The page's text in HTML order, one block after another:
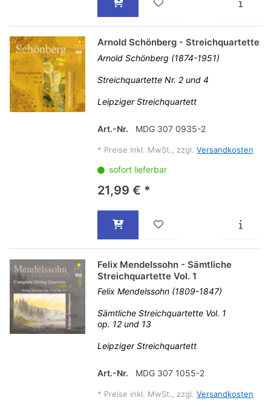
Arnold Schönberg - Streichquartette
Arnold Schönberg (1874-1951)
Streichquartette Nr. 2 und 4
Leipziger Streichquartett
Art.-Nr. MDG 307 0935-2
* Preise inkl. MwSt., zzgl. Versandkosten
sofort lieferbar
21,99 € *
Felix Mendelssohn - Sämtliche
Streichquartette Vol. 1
Felix Mendelssohn (1809-1847)
Sämtliche Streichquartette Vol. 1
op. 12 und 13
Leipziger Streichquartett
Art.-Nr. MDG 307 1055-2
* Preise inkl. MwSt., zzgl. Versandkosten